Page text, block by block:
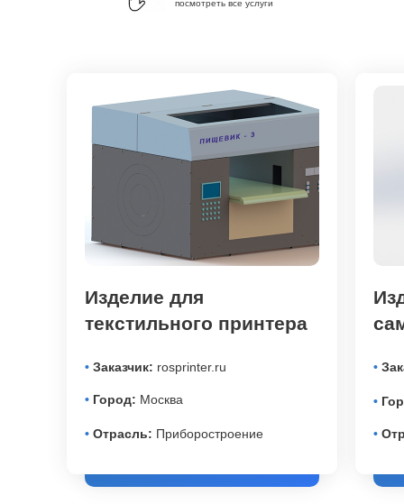
посмотреть все услуги
• Отрасль: Приборостроение
Изделие для
текстильного принтера
• Заказчик: rosprinter.ru
• Город: Москва
•
•
•